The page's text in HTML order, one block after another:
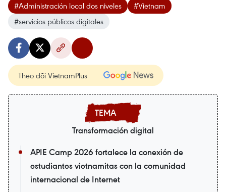
#Administración local dos niveles
#Vietnam
#servicios públicos digitales
Theo dõi VietnamPlus
Transformación digital
APIE Camp 2026 fortalece la conexión de
estudiantes vietnamitas con la comunidad
internacional de Internet